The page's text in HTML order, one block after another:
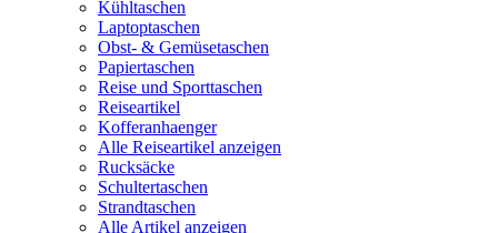
Kühltaschen
Laptoptaschen
Obst- & Gemüsetaschen
Papiertaschen
Reise und Sporttaschen
Reiseartikel
Kofferanhaenger
Alle Reiseartikel anzeigen
Rucksäcke
Schultertaschen
Strandtaschen
Alle Artikel anzeigen